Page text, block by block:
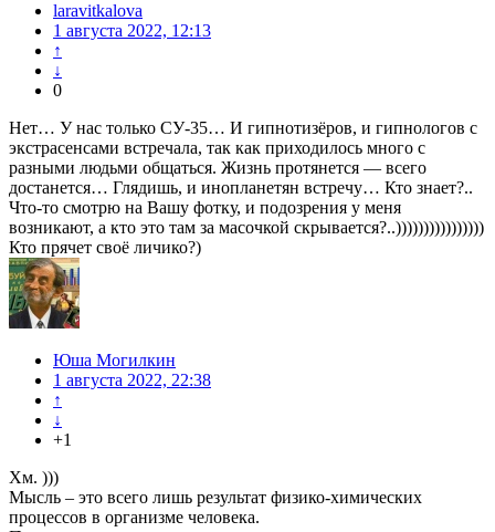
laravitkalova
1 августа 2022, 12:13
↑
↓
0
Нет… У нас только СУ-35… И гипнотизёров, и гипнологов с
экстрасенсами встречала, так как приходилось много с
разными людьми общаться. Жизнь протянется — всего
достанется… Глядишь, и инопланетян встречу… Кто знает?..
Что-то смотрю на Вашу фотку, и подозрения у меня
возникают, а кто это там за масочкой скрывается?..))))))))))))))))
Кто прячет своё личико?)
Юша Могилкин
1 августа 2022, 22:38
↑
↓
+1
Хм. )))
Мысль – это всего лишь результат физико-химических
процессов в организме человека.